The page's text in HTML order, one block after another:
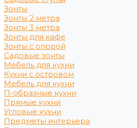
Зонты
Зонты 2 метра
Зонты 3 метра
Зонты для кафе
Зонты с опорой
Садовые зонты
Мебель для кухни
Кухни с островом
Мебель для кухни
П-образные кухни
Прямые кухни
Угловые кухни
Предметы интерьера